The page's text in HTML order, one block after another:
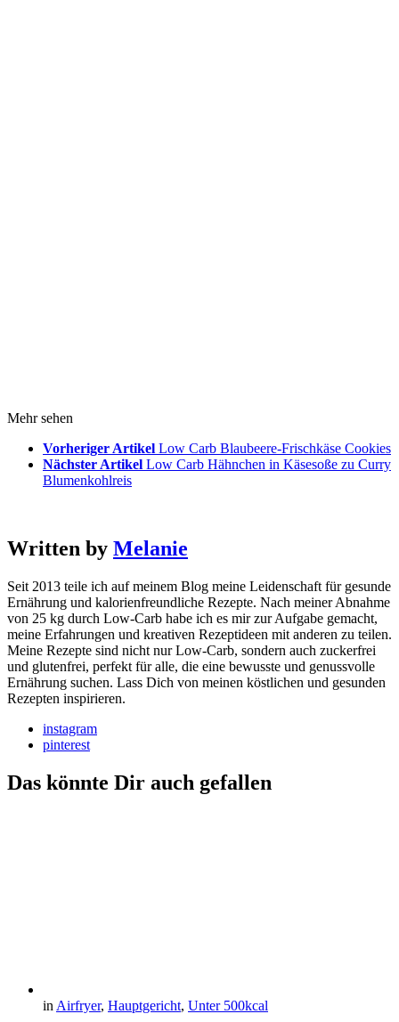
Mehr sehen
Vorheriger Artikel Low Carb Blaubeere-Frischkäse Cookies
Nächster Artikel Low Carb Hähnchen in Käsesoße zu Curry
Blumenkohlreis
Written by Melanie
Seit 2013 teile ich auf meinem Blog meine Leidenschaft für gesunde
Ernährung und kalorienfreundliche Rezepte. Nach meiner Abnahme
von 25 kg durch Low-Carb habe ich es mir zur Aufgabe gemacht,
meine Erfahrungen und kreativen Rezeptideen mit anderen zu teilen.
Meine Rezepte sind nicht nur Low-Carb, sondern auch zuckerfrei
und glutenfrei, perfekt für alle, die eine bewusste und genussvolle
Ernährung suchen. Lass Dich von meinen köstlichen und gesunden
Rezepten inspirieren.
instagram
pinterest
Das könnte Dir auch gefallen
inAirfryer, Hauptgericht, Unter 500kcal